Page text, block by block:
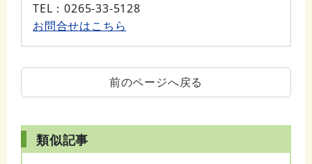
TEL ：0265-33-5128
お問合せはこちら
前のページへ戻る
類似記事